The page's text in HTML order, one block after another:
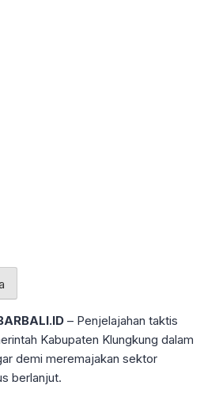
– Penjelajahan taktis
Kabupaten Klungkung dalam
demi meremajakan sektor
berlanjut.